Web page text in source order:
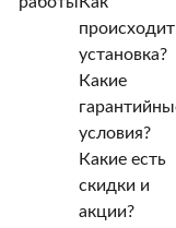
происходит
установка?
Какие
условия?
Какие есть
скидки и
акции?